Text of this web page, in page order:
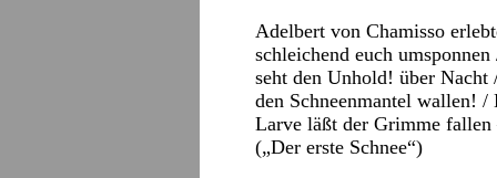
Adelbert von Chamisso
schleichend euch
seht den Unhold! über Nacht
den Schneenmantel wallen!
Larve läßt der Grimme
(„Der erste Schnee“)